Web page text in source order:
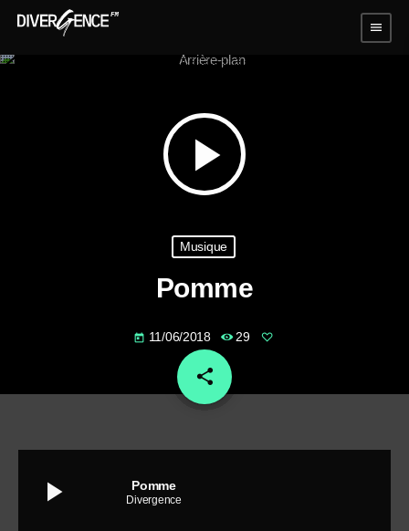
menu
play_arrow
Musique
Pomme
today 11/06/2018 29
share
email
play_arrow Pomme
Divergence